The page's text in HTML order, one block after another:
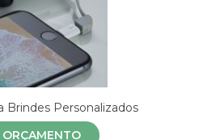
Brindes Personalizados
ORÇAMENTO